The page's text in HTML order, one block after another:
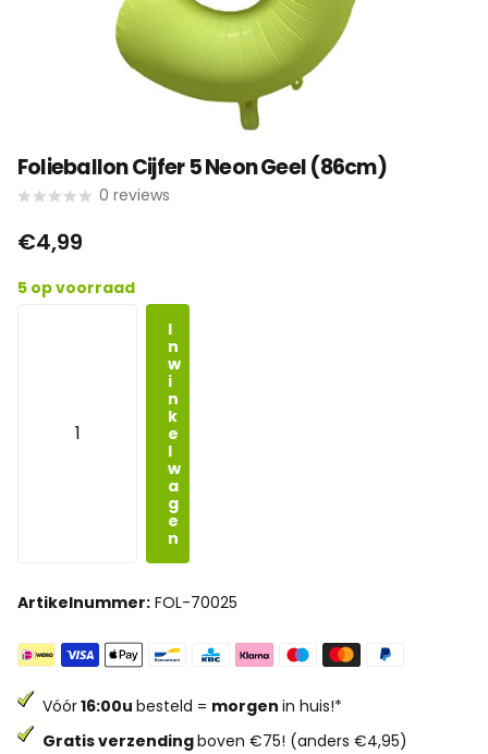
Folieballon Cijfer 5 Neon Geel (86cm)
0 reviews
€4,99
5 op voorraad
I
n
w
i
n
k
e
l
w
a
g
e
n
Artikelnummer: FOL-70025
Vóór16:00u besteld = morgen in huis!*
Gratis verzendingboven €75! (anders €4,95)